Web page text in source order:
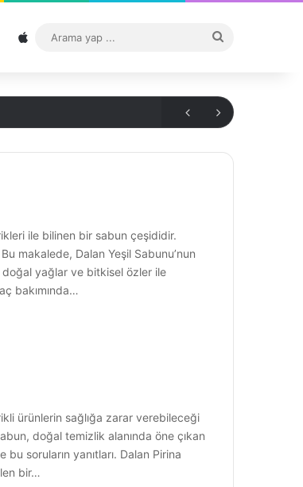
Sitemap
...
ile bilinen bir sabun çeşididir.
makalede, Dalan Yeşil Sabunu’nun
doğal yağlar ve bitkisel özler ile
bakımında…
ürünlerin sağlığa zarar verebileceği
doğal temizlik alanında öne çıkan
soruların yanıtları. Dalan Pirina
bir…